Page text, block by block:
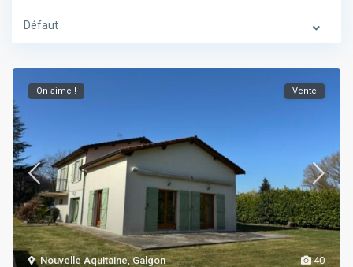
Défaut
40
Nouvelle Aquitaine,Galgon
On aime ! Vente